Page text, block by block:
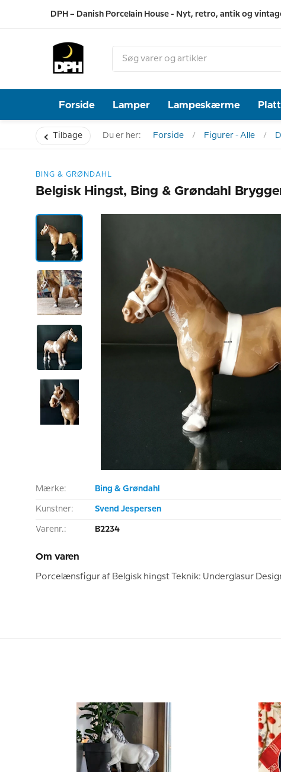
DPH – Danish Porcelain House - Nyt, retro, antik og
Forside Lamper Lampeskærme
Tilbage Du er her: Forside Figurer - Alle
BING & GRØNDAHL
Belgisk Hingst, Bing & Grøndahl
Mærke: Bing & Grøndahl
Kunstner: Svend Jespersen
Varenr.: B2234
Om varen
Porcelænsfigur af Belgisk hingst Teknik: Underglasur